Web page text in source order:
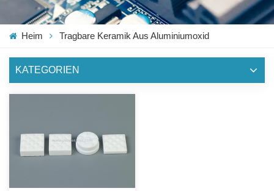
Heim Tragbare Keramik Aus Aluminiumoxid
KATEGORIEN